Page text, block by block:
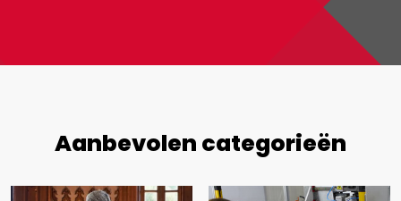
Aanbevolen categorieën